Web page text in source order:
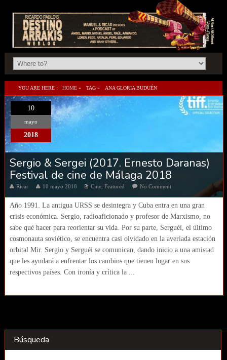
YOU ARE HERE : HOME » TAG » ANA GLORIA BUDUÉN
10
mayo
2018
Sergio & Sergei (2017. Ernesto Daranas)
Festival de cine de Málaga 2018
Ricar 10 mayo 2018 Cine, Featured No Comment
Año 1991. La antigua URSS se desintegra y Cuba entra en una gran
crisis económica. Sergio, radioaficionado y profesor de Marxismo, no
sabe qué hacer para reorientar su vida. Por su parte, Serguéi, el último
cosmonauta soviético, se encuentra casi olvidado en la averiada estación
orbital Mir. Sergio y Serguéi se comunican, dando inicio a una amistad
que les ayudará a enfrentar los cambios que tienen lugar en sus
respectivos países. Con ironía y crítica la ...
Búsqueda